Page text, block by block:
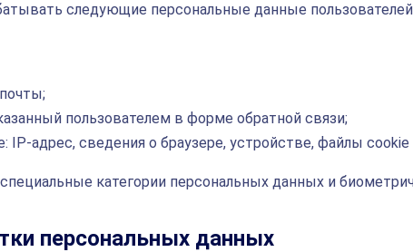
следующие персональные данные
пользователем в форме обратной связи;
IP-адрес, сведения о браузере, устройстве, файлы
категории персональных данных и
персональных данных